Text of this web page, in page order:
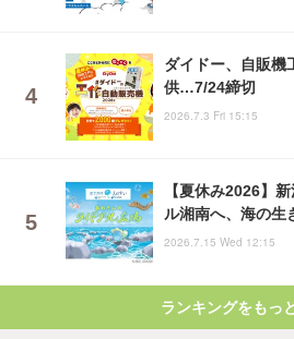
ダイドー、自販機
供…7/24締切
2026.7.3 Fri 15:15
【夏休み2026】
ル湘南へ、海の生
2026.7.15 Wed 12:15
ランキングをもっ